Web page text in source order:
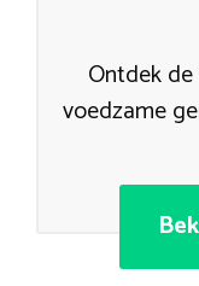
Ontdek
voedzame